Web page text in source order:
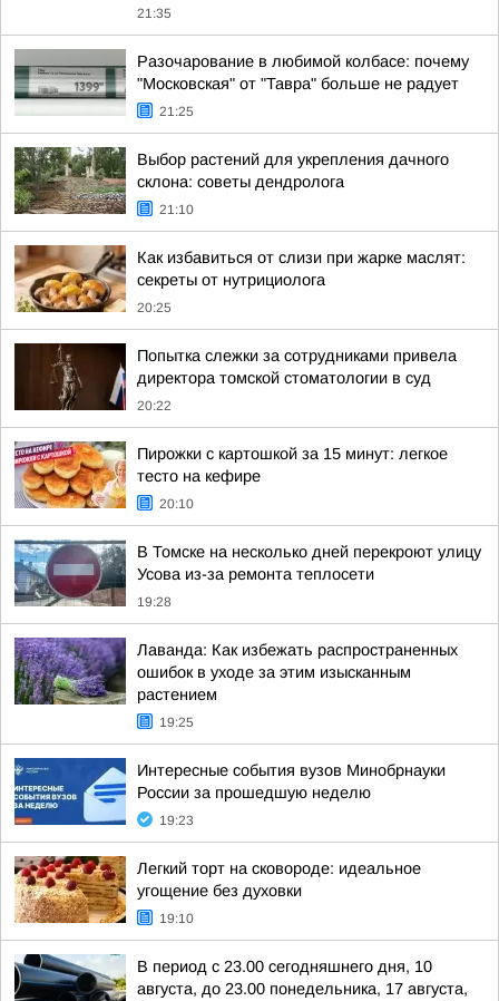
21:35
Разочарование в любимой колбасе: почему
"Московская" от "Тавра" больше не радует
21:25
Выбор растений для укрепления дачного
склона: советы дендролога
21:10
Как избавиться от слизи при жарке маслят:
секреты от нутрициолога
20:25
Попытка слежки за сотрудниками привела
директора томской стоматологии в суд
20:22
Пирожки с картошкой за 15 минут: легкое
тесто на кефире
20:10
В Томске на несколько дней перекроют улицу
Усова из-за ремонта теплосети
19:28
Лаванда: Как избежать распространенных
ошибок в уходе за этим изысканным
растением
19:25
Интересные события вузов Минобрнауки
России за прошедшую неделю
19:23
Легкий торт на сковороде: идеальное
угощение без духовки
19:10
В период с 23.00 сегодняшнего дня, 10
августа, до 23.00 понедельника, 17 августа,